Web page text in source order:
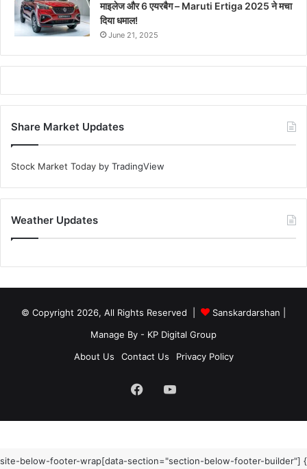
माइलेज और 6 एयरबैग – Maruti Ertiga 2025 ने मचा
दिया धमाल!
June 21, 2025
Share Market Updates
Stock Market Today by TradingView
Weather Updates
© Copyright 2026, All Rights Reserved | Sanskardarshan
Manage By - KP Digital Group
About Us
Contact Us Privacy Policy
FacebookYouTube
site-below-footer-wrap[data-section="section-below-footer-builder"] {